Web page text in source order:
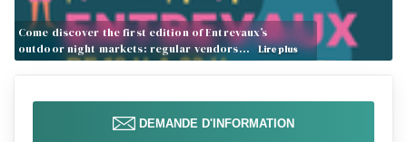
Come discover the first edition of Entrevaux’s
outdoor night markets: regular vendors… Lire plus
DEMANDE D'INFORMATION